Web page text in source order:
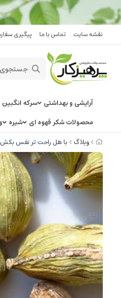
نقشه سایت تماس با ما پیگیری
آرایشی و بهداشتی سرکه
محصولات شکر قهوه ای
شیره
وبلاگ
با هل راحت تر نفس بکش